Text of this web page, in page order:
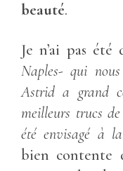
beauté.
Je n’ai pas été
Naples- qui
Astrid a grand
meilleurs trucs
été envisagé à
bien contente